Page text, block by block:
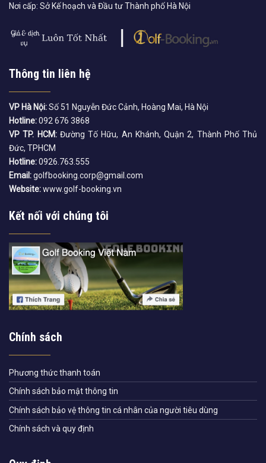
Nơi cấp: Sở Kế hoạch và Đầu tư Thành phố Hà Nội
Thông tin liên hệ
VP Hà Nội:Số 51 Nguyễn Đức Cảnh, Hoàng Mai, Hà Nội
Hotline:092 676 3868
VP TP. HCM:Đường Tố Hữu, An Khánh, Quận 2, Thành Phố Thủ
Đức, TPHCM
Hotline:0926.763.555
Email:golfbooking.corp@gmail.com
Website:www.golf-booking.vn
Kết nối với chúng tôi
Chính sách
Phương thức thanh toán
Chính sách bảo mật thông tin
Chính sách bảo vệ thông tin cá nhân của người tiêu dùng
Chính sách và quy định